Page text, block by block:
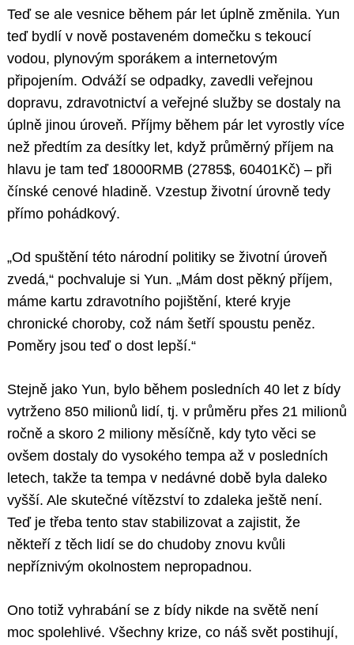
Teď se ale vesnice během pár let úplně změnila. Yun
teď bydlí v nově postaveném domečku s tekoucí
vodou, plynovým sporákem a internetovým
připojením. Odváží se odpadky, zavedli veřejnou
dopravu, zdravotnictví a veřejné služby se dostaly na
úplně jinou úroveň. Příjmy během pár let vyrostly více
než předtím za desítky let, když průměrný příjem na
hlavu je tam teď 18000RMB (2785$, 60401Kč) – při
čínské cenové hladině. Vzestup životní úrovně tedy
přímo pohádkový.
„Od spuštění této národní politiky se životní úroveň
zvedá,“ pochvaluje si Yun. „Mám dost pěkný příjem,
máme kartu zdravotního pojištění, které kryje
chronické choroby, což nám šetří spoustu peněz.
Poměry jsou teď o dost lepší.“
Stejně jako Yun, bylo během posledních 40 let z bídy
vytrženo 850 milionů lidí, tj. v průměru přes 21 milionů
ročně a skoro 2 miliony měsíčně, kdy tyto věci se
ovšem dostaly do vysokého tempa až v posledních
letech, takže ta tempa v nedávné době byla daleko
vyšší. Ale skutečné vítězství to zdaleka ještě není.
Teď je třeba tento stav stabilizovat a zajistit, že
někteří z těch lidí se do chudoby znovu kvůli
nepříznivým okolnostem nepropadnou.
Ono totiž vyhrabání se z bídy nikde na světě není
moc spolehlivé. Všechny krize, co náš svět postihují,